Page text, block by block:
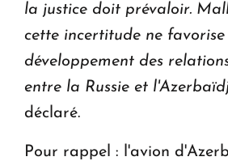
la justice doit prévaloir.
cette incertitude ne
développement des
entre la Russie et
déclaré.
Pour rappel : l'avion